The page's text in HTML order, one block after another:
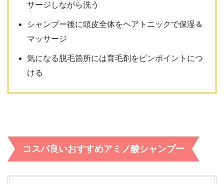
サージしながら洗う
シャンプー後に頭皮全体をヘアトニックで保湿＆
マッサージ
気になる脱毛箇所には育毛剤をピンポイントにつ
ける
コスパ良いおすすめアミノ酸シャンプー